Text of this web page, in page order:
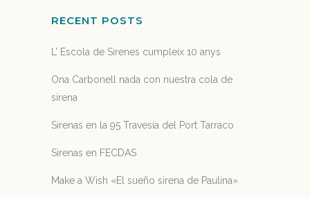
RECENT POSTS
L’ Escola de Sirenes cumpleix 10 anys
Ona Carbonell nada con nuestra cola de
sirena
Sirenas en la 95 Travesía del Port Tarraco
Sirenas en FECDAS
Make a Wish «El sueño sirena de Paulina»